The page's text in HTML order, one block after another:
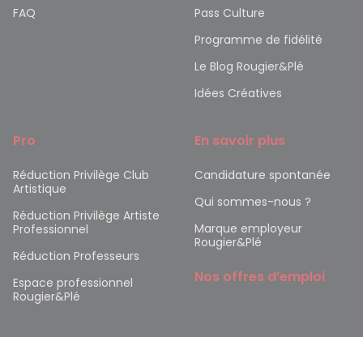
FAQ
Pass Culture
Programme de fidélité
Le Blog Rougier&Plé
Idées Créatives
Pro
Réduction Privilège Club
Artistique
Réduction Privilège Artiste
Professionnel
Réduction Professeurs
Espace professionnel
Rougier&Plé
En savoir plus
Candidature spontanée
Qui sommes-nous ?
Marque employeur
Rougier&Plé
Nos offres d’emploi